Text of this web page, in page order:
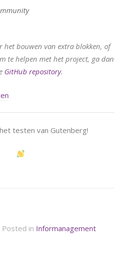
het bouwen van extra blokken, of
te helpen met het project, ga dan
GitHub repository.
testen van Gutenberg!
Posted in Informanagement